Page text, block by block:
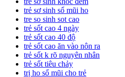
trẻ sơ sinh sổ mũi ho
tre so sinh sot cao
trẻ sốt cao 4 ngày
trẻ sốt cao 40 độ
trẻ sốt cao ăn vào nôn ra
trẻ sốt k rõ nguyên nhân
trẻ sốt tiêu chảy
trị ho sổ mũi cho trẻ